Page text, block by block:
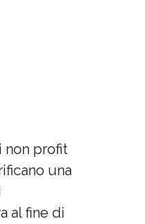
non profit
una
al fine di